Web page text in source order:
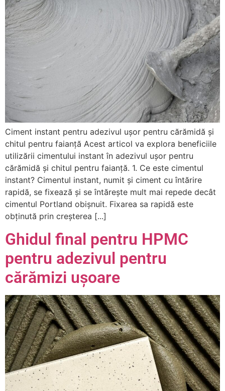
Ciment instant pentru adezivul ușor pentru cărămidă și
chitul pentru faianță Acest articol va explora beneficiile
utilizării cimentului instant în adezivul ușor pentru
cărămidă și chitul pentru faianță. 1. Ce este cimentul
instant? Cimentul instant, numit și ciment cu întărire
rapidă, se fixează și se întărește mult mai repede decât
cimentul Portland obișnuit. Fixarea sa rapidă este
obținută prin creșterea [...]
Ghidul final pentru HPMC
pentru adezivul pentru
cărămizi ușoare